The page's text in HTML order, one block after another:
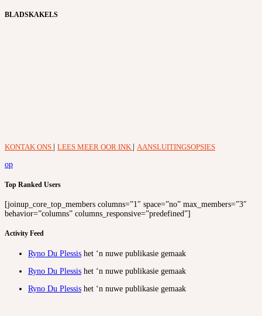
BLADSKAKELS
KONTAK ONS LEES MEER OOR INK
AANSLUITINGSOPSIES
op
Top Ranked Users
[joinup_core_top_members columns=”1″ space=”no” max_members=”3″
behavior=”columns” columns_responsive=”predefined”]
Activity Feed
Ryno Du Plessis het ‘n nuwe publikasie gemaak
Ryno Du Plessis het ‘n nuwe publikasie gemaak
Ryno Du Plessis het ‘n nuwe publikasie gemaak